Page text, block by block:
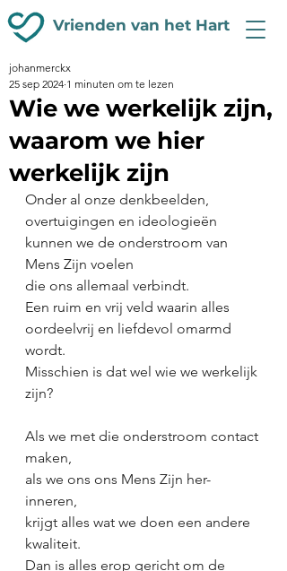
Vrienden van het Hart
Wie we werkelijk zijn,
waarom we hier
werkelijk zijn
johanmerckx
25 sep 2024 1 minuten om te lezen
Onder al onze denkbeelden,
overtuigingen en ideologieën
kunnen we de onderstroom van
Mens Zijn voelen
die ons allemaal verbindt.
Een ruim en vrij veld waarin alles
oordeelvrij en liefdevol omarmd
wordt.
Misschien is dat wel wie we werkelijk
zijn?
Als we met die onderstroom contact
maken,
als we ons ons Mens Zijn her-
inneren,
krijgt alles wat we doen een andere
kwaliteit.
Dan is alles erop gericht om de